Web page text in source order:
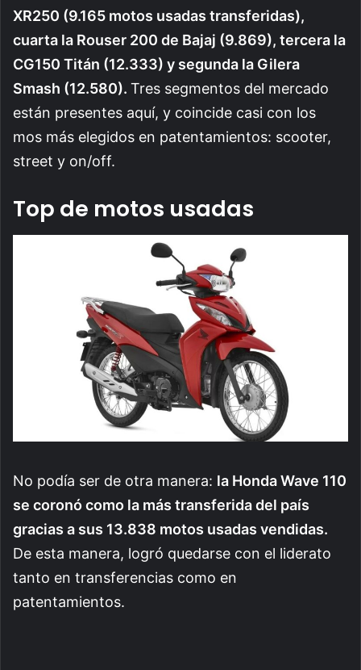
XR250 (9.165 motos usadas transferidas),
cuarta la Rouser 200 de Bajaj (9.869), tercera la
CG150 Titán (12.333) y segunda la Gilera
Smash (12.580). Tres segmentos del mercado
están presentes aquí, y coincide casi con los
mos más elegidos en patentamientos: scooter,
street y on/off.
Top de motos usadas
No podía ser de otra manera: la Honda Wave 110
se coronó como la más transferida del país
gracias a sus 13.838 motos usadas vendidas.
De esta manera, logró quedarse con el liderato
tanto en transferencias como en
patentamientos.